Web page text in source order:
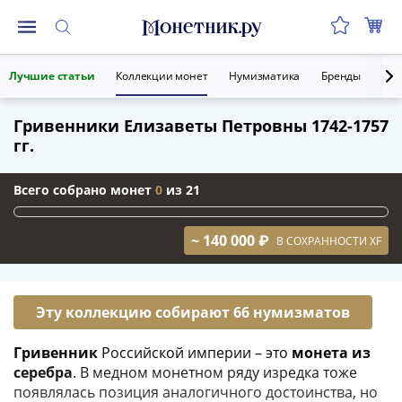
Монеты
Федерации
Регулярные
выпуски
до
реформы
реформы
(1997-
нв)
Юбилейные
Лучшие статьи Коллекции монет Нумизматика Бренды
Гривенники Елизаветы Петровны 1742-1757
гг.
Всего собрано монет 0 из 21
~ 140 000 ₽ В СОХРАННОСТИ XF
Эту коллекцию собирают 66 нумизматов
Гривенник Российской империи – это монета из
серебра. В медном монетном ряду изредка тоже
появлялась позиция аналогичного достоинства, но